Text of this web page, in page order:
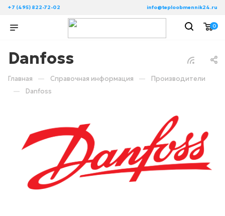
+7 (495) 822-72-02 info@teploobmennik24.ru
0
Danfoss
Главная — Справочная информация — Производители
— Danfoss